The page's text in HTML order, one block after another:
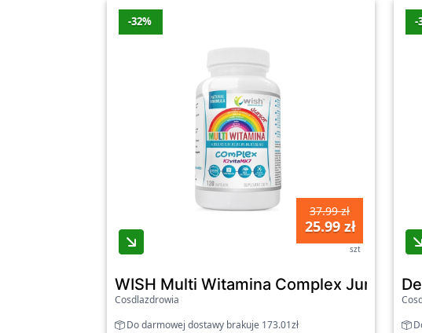
-32%
37.99 zł
25.99 zł
szt
WISH Multi Witamina Complex Junior
Cosdlazdrowia
Do darmowej dostawy brakuje 173.01zł
-